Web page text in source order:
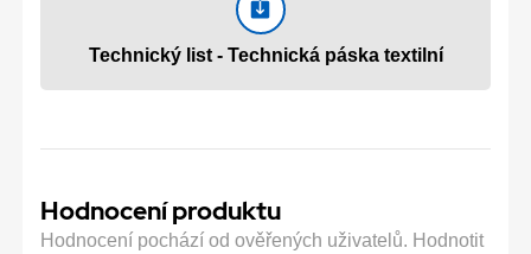
Technický list - Technická páska textilní
Hodnocení produktu
Hodnocení pochází od ověřených uživatelů. Hodnotit